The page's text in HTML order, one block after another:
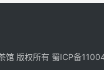
馆 版权所有 蜀ICP备